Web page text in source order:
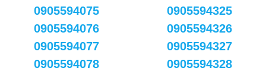
0905594075
0905594076
0905594077
0905594078
0905594325
0905594326
0905594327
0905594328